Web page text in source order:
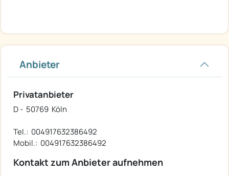
Anbieter
Privatanbieter
D - 50769 Köln
Tel.: 004917632386492
Mobil.: 004917632386492
Kontakt zum Anbieter aufnehmen